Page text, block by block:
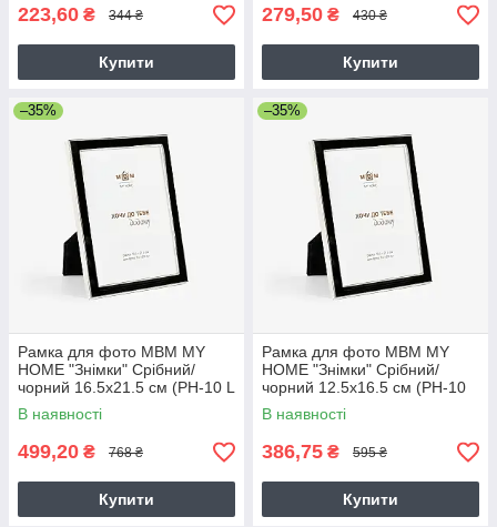
223,60 ₴ 344 ₴
Купити
279,50 ₴ 430 ₴
Купити
–35%
Рамка для фото МВМ MY
HOME "Знімки" Срібний/
чорний 16.5х21.5 см (PH-10 L
SILVER/BLACK)
В наявності
499,20 ₴ 768 ₴
Купити
–35%
Рамка для фото МВМ MY
HOME "Знімки" Срібний/
чорний 12.5х16.5 см (PH-10
S SILVER/BLACK)
В наявності
386,75 ₴ 595 ₴
Купити